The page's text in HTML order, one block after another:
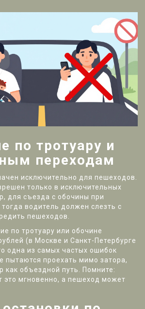
по тротуару и
переходам
исключительно для пешеходов.
только в исключительных
для съезда с обочины при
водитель должен слезть с
пешеходов.
по тротуару или обочине
(в Москве и Санкт-Петербурге
одна из самых частых ошибок
пытаются проехать мимо затора,
как объездной путь. Помните:
это мгновенно, а пешеход может